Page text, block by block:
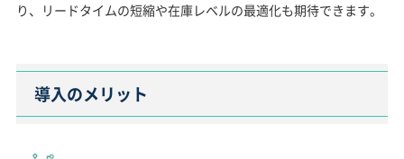
り、リードタイムの短縮や在庫レベルの最適化も期待できます。
導入のメリット